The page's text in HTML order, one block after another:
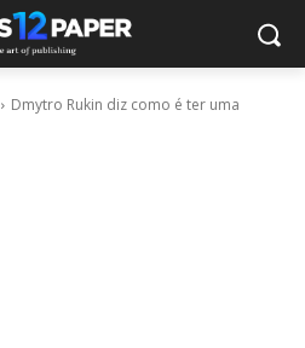
Dmytro Rukin diz como é ter uma